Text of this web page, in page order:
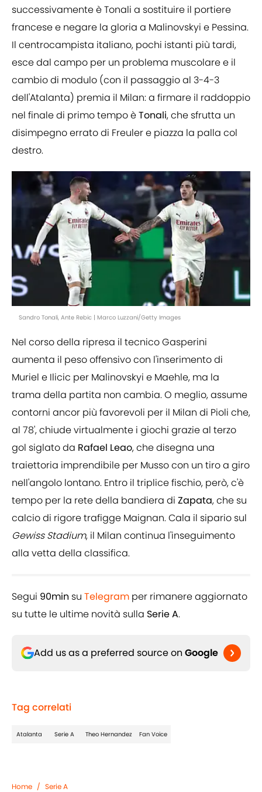
successivamente è Tonali a sostituire il portiere
francese e negare la gloria a Malinovskyi e Pessina.
Il centrocampista italiano, pochi istanti più tardi,
esce dal campo per un problema muscolare e il
cambio di modulo (con il passaggio al 3-4-3
dell'Atalanta) premia il Milan: a firmare il raddoppio
nel finale di primo tempo èTonali, che sfrutta un
disimpegno errato di Freuler e piazza la palla col
destro.
Sandro Tonali, Ante Rebic | Marco Luzzani/Getty Images
Nel corso della ripresa il tecnico Gasperini
aumenta il peso offensivo con l'inserimento di
Muriel e Ilicic per Malinovskyi e Maehle, ma la
trama della partita non cambia. O meglio, assume
contorni ancor più favorevoli per il Milan di Pioli che,
al 78', chiude virtualmente i giochi grazie al terzo
gol siglato da Rafael Leao, che disegna una
traiettoria imprendibile per Musso con un tiro a giro
nell'angolo lontano. Entro il triplice fischio, però, c'è
tempo per la rete della bandiera di Zapata, che su
calcio di rigore trafigge Maignan. Cala il sipario sul
Gewiss Stadium, il Milan continua l'inseguimento
alla vetta della classifica.
Segui 90min su Telegram per rimanere aggiornato
su tutte le ultime novità sulla Serie A.
Add us as a preferred source on Google
Tag correlati
Atalanta Serie A Theo Hernandez Fan Voice
Home / Serie A